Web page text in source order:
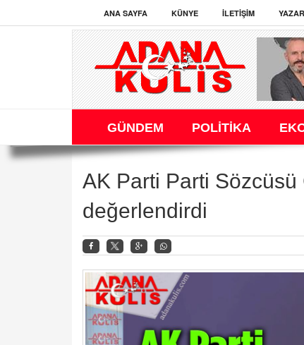
ANA SAYFA KÜNYE İLETIŞIM
GÜNDEM POLİTİKA
AK Parti Parti
değerlendirdi